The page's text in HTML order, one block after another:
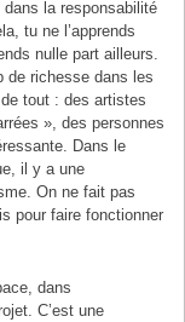
la responsabilité
tu ne l’apprends
nulle part ailleurs.
de richesse dans les
tout : des artistes
», des personnes
Dans le
il y a une
On ne fait pas
pour faire fonctionner
dans
C’est une